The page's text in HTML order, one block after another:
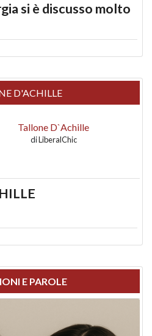
si è discusso molto
D'ACHILLE
Tallone D`Achille
diLiberalChic
E PAROLE